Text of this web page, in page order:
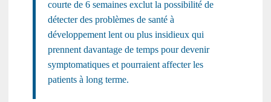
courte de 6 semaines exclut la possibilité de
détecter des problèmes de santé à
développement lent ou plus insidieux qui
prennent davantage de temps pour devenir
symptomatiques et pourraient affecter les
patients à long terme.